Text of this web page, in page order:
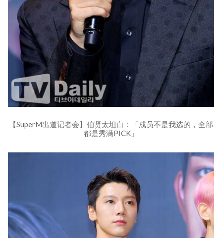
【SuperM出道记者会】伯贤太坦白：「成员不是我选的，全部
都是秀满PICK」